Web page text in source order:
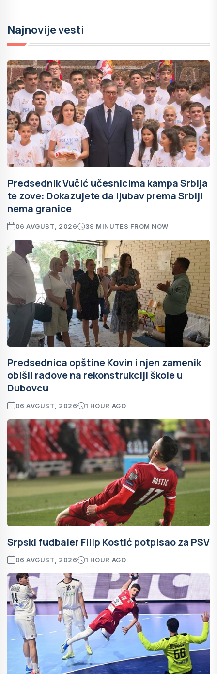
Najnovije vesti
Predsednik Vučić učesnicima kampa Srbija
te zove: Dokazujete da ljubav prema Srbiji
nema granice
06 AVGUST, 2026 39 MINUTES FROM NOW
Predsednica opštine Kovin i njen zamenik
obišli radove na rekonstrukciji škole u
Dubovcu
06 AVGUST, 2026 1 HOUR AGO
Srpski fudbaler Filip Kostić potpisao za PSV
06 AVGUST, 2026 1 HOUR AGO